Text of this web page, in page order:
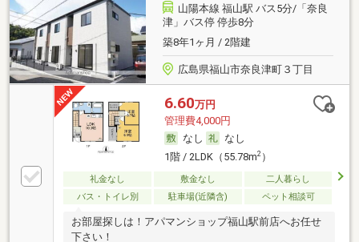
山陽本線 福山駅 バス5分/「奈良
津」バス停 停歩8分
築8年1ヶ月 / 2階建
広島県福山市奈良津町３丁目
6.60万円
管理費4,000円
なし
なし
1階 / 2LDK（55.78m2）
礼金なし 敷金なし
二人暮らし
バス・トイレ別
駐車場(近隣含) ペット相談可
お部屋探しは！アパマンショップ福山駅前店へお任せ
下さい！